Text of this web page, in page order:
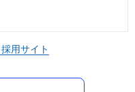
採用サイト